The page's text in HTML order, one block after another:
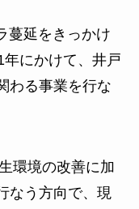
蔓延をきっかけ
にかけて、井戸
わる事業を行な
環境の改善に加
なう方向で、現